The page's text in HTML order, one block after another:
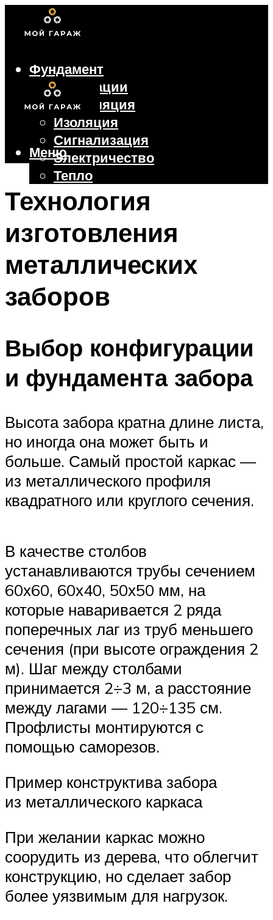
Фундамент
Коммуникации
Вентиляция
Изоляция
Сигнализация
Электричество
Тепло
Крыша
Ворота
Меню
Технология
изготовления
металлических
заборов
Выбор конфигурации
и фундамента забора
Высота забора кратна длине листа,
но иногда она может быть и
больше. Самый простой каркас —
из металлического профиля
квадратного или круглого сечения.
В качестве столбов
устанавливаются трубы сечением
60х60, 60х40, 50х50 мм, на
которые наваривается 2 ряда
поперечных лаг из труб меньшего
сечения (при высоте ограждения 2
м). Шаг между столбами
принимается 2÷3 м, а расстояние
между лагами — 120÷135 см.
Профлисты монтируются с
помощью саморезов.
Пример конструктива забора
из металлического каркаса
При желании каркас можно
соорудить из дерева, что облегчит
конструкцию, но сделает забор
более уязвимым для нагрузок.